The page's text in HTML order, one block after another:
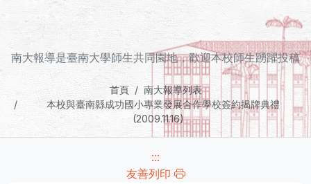
南大報導是臺南大學師生共同園地，歡迎本校師生踴躍投稿
首頁
南大報導列表
本校與臺南縣成功國小專業發展合作學校簽約揭牌典禮
(2009.11.16)
:::
友善列印